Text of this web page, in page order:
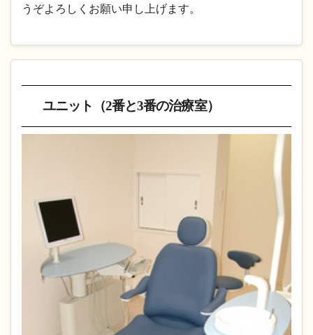
うぞよろしくお願い申し上げます。
ユニット（2番と3番の治療室）